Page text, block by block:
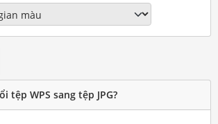
tệp WPS sang tệp JPG?